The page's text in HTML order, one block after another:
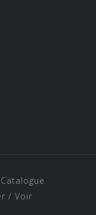
Catalogue
/ Voir